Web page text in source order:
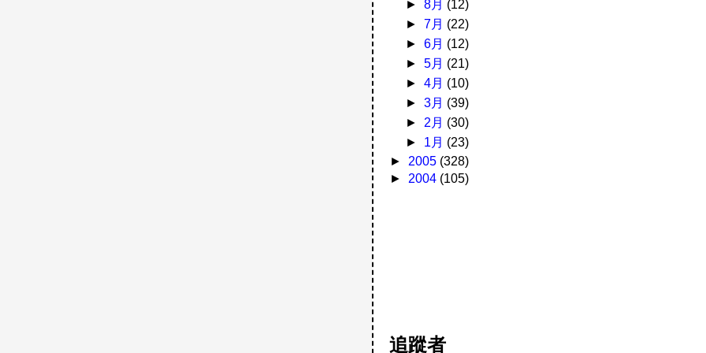
► 8月 (12)
► 7月 (22)
► 6月 (12)
► 5月 (21)
► 4月 (10)
► 3月 (39)
► 2月 (30)
► 1月 (23)
► 2005 (328)
► 2004 (105)
追蹤者